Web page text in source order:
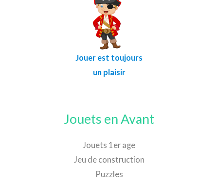
Jouer est toujours
un plaisir
Jouets en Avant
Jouets 1er age
Jeu de construction
Puzzles